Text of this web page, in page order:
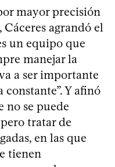
mayor precisión
agrandó el
un equipo que
manejar la
a ser importante
constante”. Y afinó
no se puede
tratar de
en las que
tienen